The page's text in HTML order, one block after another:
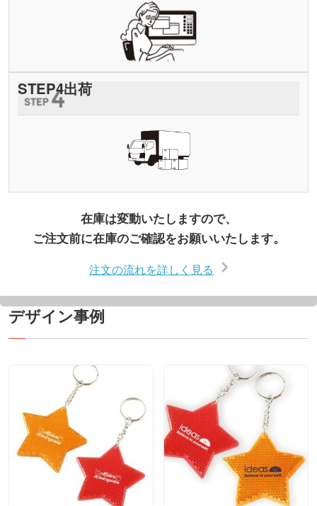
STEP4出荷
在庫は変動いたしますので、
ご注文前に在庫のご確認をお願いいたします。
注文の流れを詳しく見る
デザイン事例